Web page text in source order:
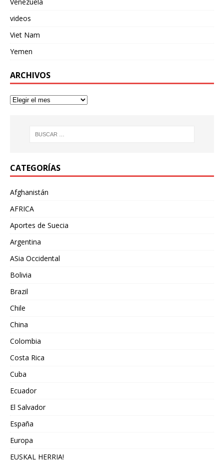
videos
Viet Nam
Yemen
ARCHIVOS
CATEGORÍAS
Afghanistán
AFRICA
Aportes de Suecia
Argentina
ASia Occidental
Bolivia
Brazil
Chile
China
Colombia
Costa Rica
Cuba
Ecuador
El Salvador
España
Europa
EUSKAL HERRIA!